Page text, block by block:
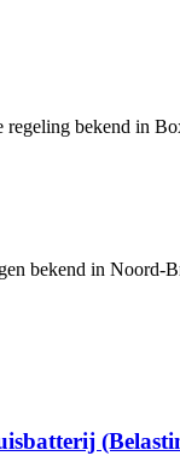
regeling bekend in
bekend in Noord-